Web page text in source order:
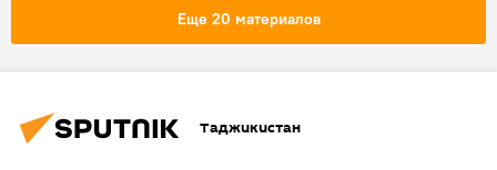
Еще 20 материалов
Таджикистан